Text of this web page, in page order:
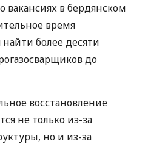
вакансиях в бердянском
время
более десяти
до
восстановление
не только из-за
но и из-за